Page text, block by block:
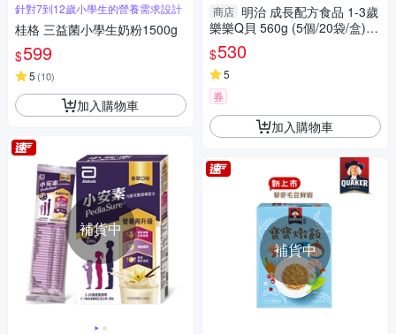
針對7到12歲小學生的營養需求設計
桂格 三益菌小學生奶粉1500g
$599
5 (10)
加入購物車
補貨中
商店 明治 成長配方食品 1-3歲
樂樂Q貝 560g (5個/20袋/盒)
【杏一】
$530
5
券
加入購物車
補貨中